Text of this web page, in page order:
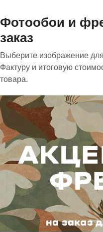
Фотообои и
заказ
Выберите изображение
Фактуру и итоговую
товара.